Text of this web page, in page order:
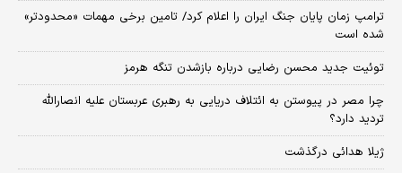
ترامپ زمان پایان جنگ ایران را اعلام کرد/ تامین برخی مهمات «محدودتر»
شده است
توئیت جدید محسن رضایی درباره بازشدن تنگه هرمز
چرا مصر در پیوستن به ائتلاف دریایی به رهبری عربستان علیه انصارالله
تردید دارد؟
ژیلا هدائی درگذشت